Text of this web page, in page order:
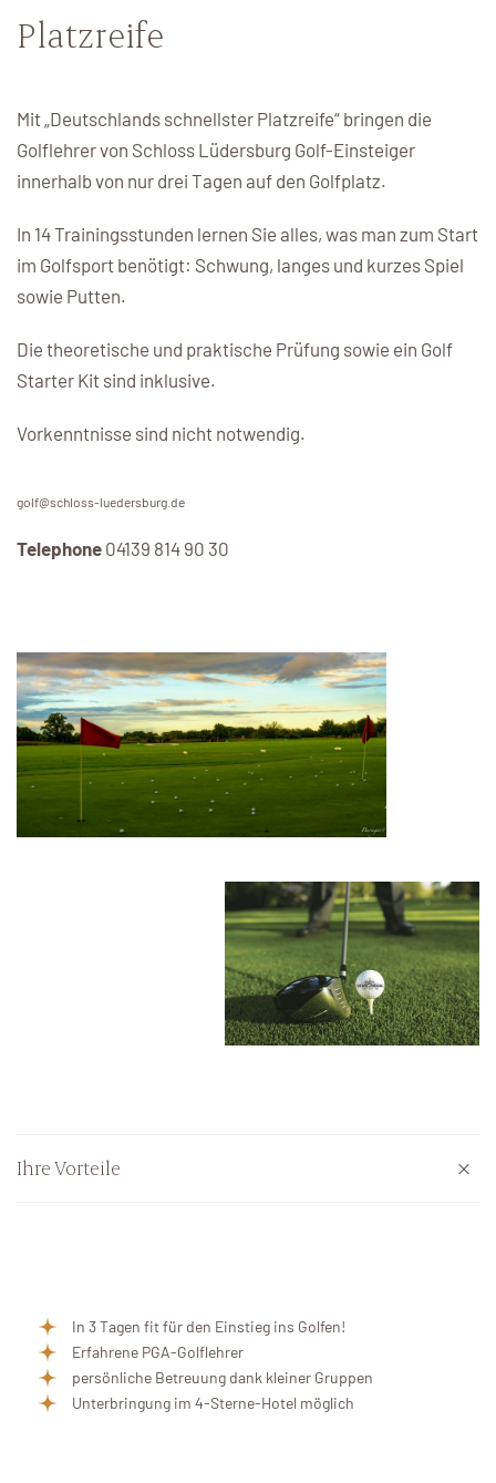
Gutscheine
Buchen Sie Ihr Wunschdatum und sichern Sie sich jetzt
Startzeit buchen
Membership at Schloss
Lüdersburg
Schloss Lüdersburg ist der perfekte Heimkurs für Sie.
Jetzt Mitglied werden
Platzreife
Mit „Deutschlands schnellster Platzreife“ bringen die
Golflehrer von Schloss Lüdersburg Golf-Einsteiger
innerhalb von nur drei Tagen auf den Golfplatz.
In 14 Trainingsstunden lernen Sie alles, was man zum Start
im Golfsport benötigt: Schwung, langes und kurzes Spiel
sowie Putten.
Die theoretische und praktische Prüfung sowie ein Golf
Starter Kit sind inklusive.
Vorkenntnisse sind nicht notwendig.
golf@schloss-luedersburg.de
Telephone 04139 814 90 30
Ihre Vorteile
In 3 Tagen fit für den Einstieg ins Golfen!
Erfahrene PGA-Golflehrer
persönliche Betreuung dank kleiner Gruppen
Unterbringung im 4-Sterne-Hotel möglich